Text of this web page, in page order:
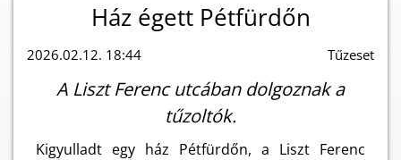
Ház égett Pétfürdőn
2026.02.12. 18:44 Tűzeset
A Liszt Ferenc utcában dolgoznak a
tűzoltók.
Kigyulladt egy ház Pétfürdőn, a Liszt Ferenc